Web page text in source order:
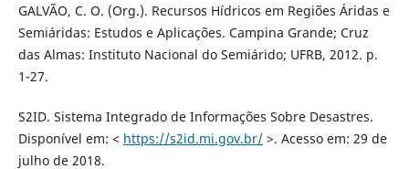
GALVÃO, C. O. (Org.). Recursos Hídricos em Regiões Áridas e
Semiáridas: Estudos e Aplicações. Campina Grande; Cruz
das Almas: Instituto Nacional do Semiárido; UFRB, 2012. p.
1-27.
S2ID. Sistema Integrado de Informações Sobre Desastres.
Disponível em: < https://s2id.mi.gov.br/>. Acesso em: 29 de
julho de 2018.